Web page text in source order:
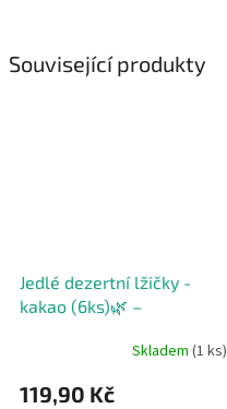
Související produkty
Jedlé dezertní lžičky -
kakao (6ks)🌿 –
Skladem (1 ks)
119,90 Kč